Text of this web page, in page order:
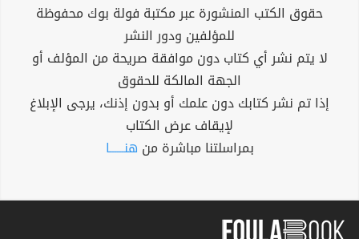
حقوق الكتب المنشورة عبر مكتبة فولة بوك محفوظة
للمؤلفين ودور النشر
لا يتم نشر أي كتاب دون موافقة صريحة من المؤلف أو
الجهة المالكة للحقوق
إذا تم نشر كتابك دون علمك أو بدون إذنك، يرجى الإبلاغ
لإيقاف عرض الكتاب
بمراسلتنا مباشرة من هنــــــا